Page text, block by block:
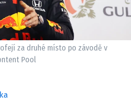
NÁS NA|
KODEX
KONTAKT
INZERCE
za druhé místo po závodě v
Pool